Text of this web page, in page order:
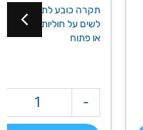
תקרה כובע לתא 60 פתח 50 כושר משקל נשיאה 12.5 טון מיועד
הפתח העליון לטובת מכסה